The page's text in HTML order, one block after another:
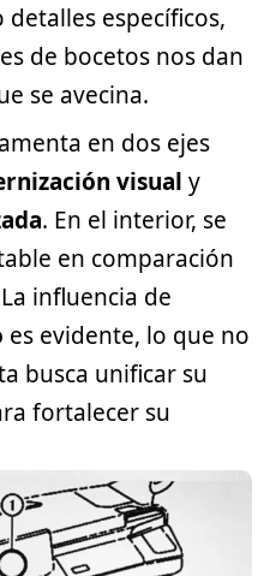
específicos,
de bocetos nos dan
se avecina.
en dos ejes
visual y
. En el interior, se
en comparación
influencia de
es evidente, lo que no
busca unificar su
fortalecer su